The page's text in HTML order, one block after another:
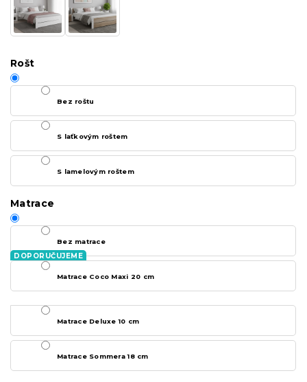
Rošt
Bez roštu
S laťkovým roštem
S lamelovým roštem
Matrace
Bez matrace
Matrace Coco Maxi 20 cm
Matrace Deluxe 10 cm
Matrace Sommera 18 cm